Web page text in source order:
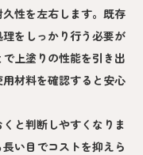
性を左右します。既存
をしっかり行う必要が
上塗りの性能を引き出
材料を確認すると安心
と判断しやすくなりま
い目でコストを抑えら